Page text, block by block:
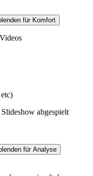
für Komfort
abgespielt
für Analyse